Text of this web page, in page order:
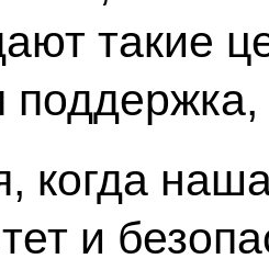
такие
когда
и